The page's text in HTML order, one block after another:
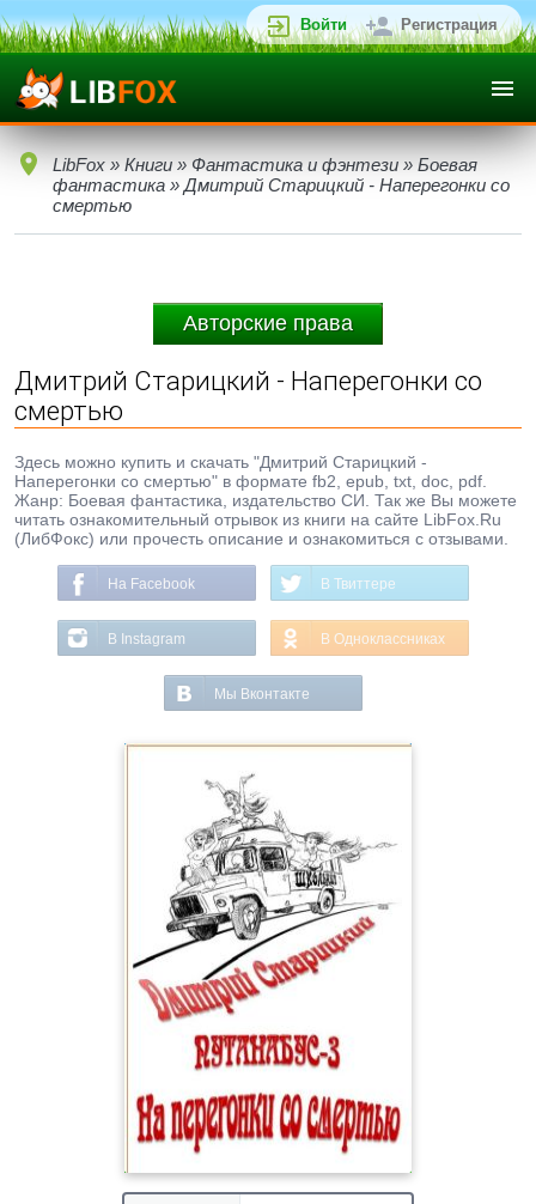
Войти Регистрация
LibFox » Книги » Фантастика и фэнтези » Боевая
фантастика » Дмитрий Старицкий - Наперегонки со
смертью
Авторские права
Дмитрий Старицкий - Наперегонки со
смертью
Здесь можно купить и скачать "Дмитрий Старицкий -
Наперегонки со смертью" в формате fb2, epub, txt, doc, pdf.
Жанр: Боевая фантастика, издательство СИ. Так же Вы можете
читать ознакомительный отрывок из книги на сайте LibFox.Ru
(ЛибФокс) или прочесть описание и ознакомиться с отзывами.
На Facebook В Твиттере
В Instagram В Одноклассниках
Мы Вконтакте